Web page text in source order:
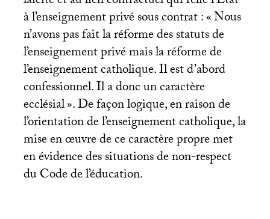
à l’enseignement privé sous contrat : «Nous
n’avons pas fait la réforme des statuts de
l’enseignement privé mais la réforme de
l’enseignement catholique. Il est d’abord
confessionnel. Il a donc un caractère
ecclésial». De façon logique, en raison de
l’orientation de l’enseignement catholique, la
mise en œuvre de ce caractère propre met
en évidence des situations de non-respect
du Code de l’éducation.